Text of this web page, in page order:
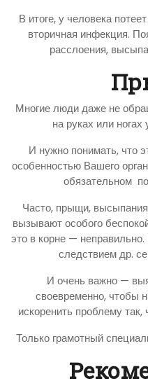
В итоге, у человека
вторичная инфекция.
расслоения,
Многие люди даже не
на руках или
И нужно понимать, что
особенностью Вашего
обязательном
Часто, прыщи,
вызывают особого
это в корне —
следствием др.
И очень важно —
своевременно, чтобы
искоренить проблему
Только грамотный